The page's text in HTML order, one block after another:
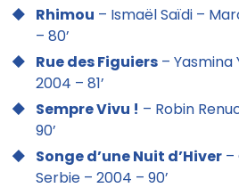
Rhimou – Ismaël Saïdi –
– 80’
Rue des Figuiers – Yasmina
2004 – 81’
Sempre Vivu ! – Robin
90’
Songe d’une Nuit d’Hiver –
Serbie – 2004 – 90’